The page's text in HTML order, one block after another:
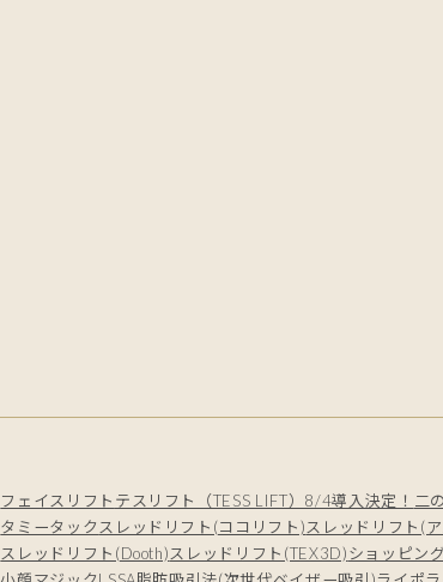
フェイスリフト テスリフト（TESS LIFT）8/4導入決定！ 二
タミータックスレッドリフト(ココリフト)スレッドリフト(
スレッドリフト(Dooth)スレッドリフト(TEX3D)ショッピン